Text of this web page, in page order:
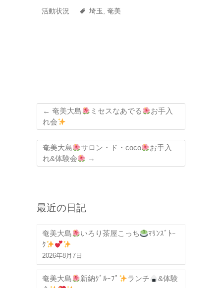
活動状況 埼玉 奄美
← 奄美大島 ミセスなあでる
お手入
れ会
奄美大島 サロン・ド・coco
お手入
れ&体験会
→
最近の日記
奄美大島 いろり茶屋こっち
ﾏﾘﾝｽﾞﾄｰ
ｸ
2026年8月7日
奄美大島 新納ｸﾞﾙｰﾌﾟ ランチ
&体験